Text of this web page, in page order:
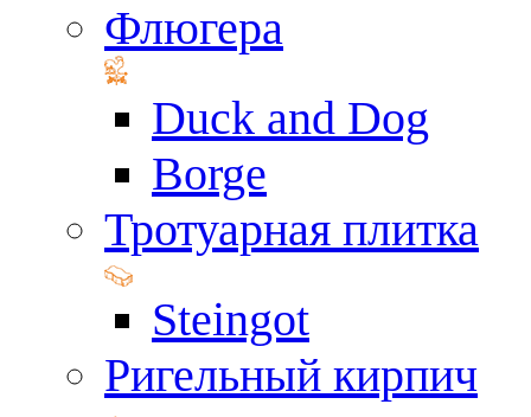
Флюгера
Duck and Dog
Borge
Тротуарная плитка
Steingot
Ригельный кирпич